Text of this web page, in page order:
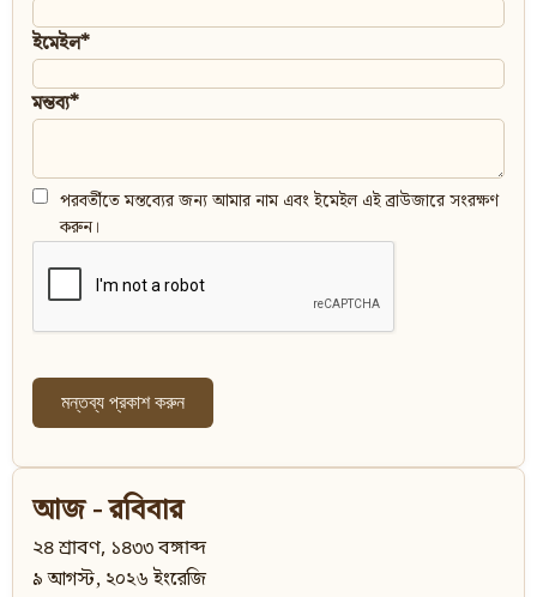
ইমেইল*
মন্তব্য*
পরবর্তীতে মন্তব্যের জন্য আমার নাম এবং ইমেইল এই ব্রাউজারে সংরক্ষণ
করুন।
আজ - রবিবার
২৪ শ্রাবণ, ১৪৩৩ বঙ্গাব্দ
৯ আগস্ট, ২০২৬ ইংরেজি